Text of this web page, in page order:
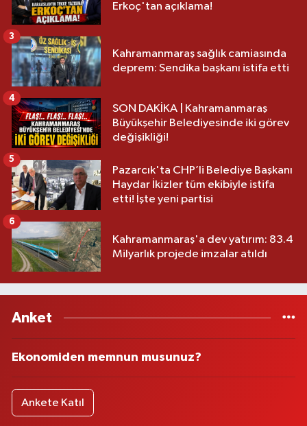
Erkoç'tan açıklama!
Kahramanmaraş sağlık camiasında
deprem: Sendika başkanı istifa etti
3
SON DAKİKA | Kahramanmaraş
Büyükşehir Belediyesinde iki görev
değişikliği!
4
Pazarcık'ta CHP’li Belediye Başkanı
Haydar İkizler tüm ekibiyle istifa
etti! İşte yeni partisi
5
Kahramanmaraş'a dev yatırım: 83.4
Milyarlık projede imzalar atıldı
6
Anket
Ekonomiden memnun musunuz?
Ankete Katıl